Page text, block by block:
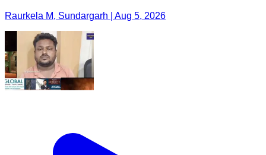
Raurkela M, Sundargarh | Aug 5, 2026